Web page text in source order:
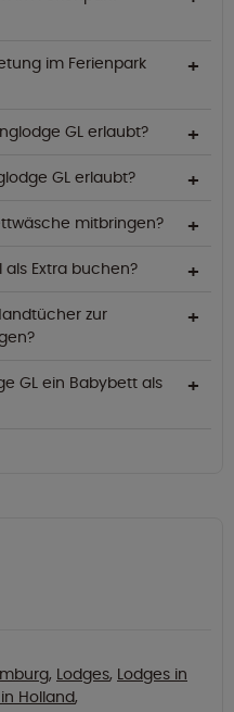
im Ferienpark
GL erlaubt?
GL erlaubt?
mitbringen?
Extra buchen?
zur
GL ein Babybett als
, Lodges, Lodges in
Holland,